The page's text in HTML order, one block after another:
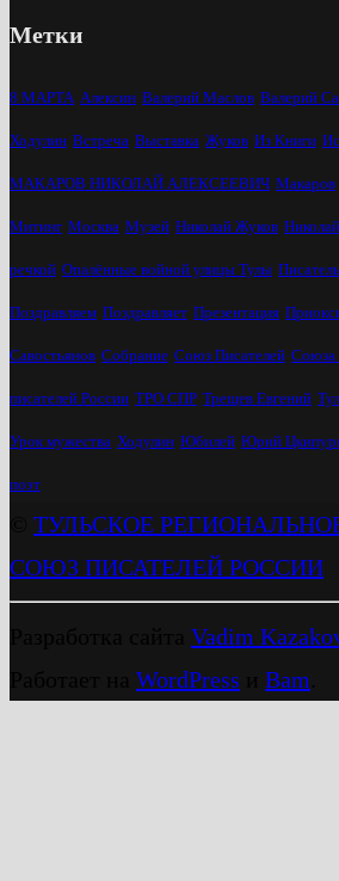
Метки
8 МАРТА Алексин Валерий Маслов Валерий
Ходулин Встреча Выставка Жуков Из Книги
МАКАРОВ НИКОЛАЙ АЛЕКСЕЕВИЧ Макаров
Митинг Москва Музей Николай Жуков
речкой Опалённые войной улицы Тулы Писатель
Поздравляем Поздравляет Презентация
Савостьянов Собрание Союз Писателей Союза
писателей России ТРО СПР Трещев Евгений
Урок мужества Ходулин Юбилей Юрий
поэт
ТУЛЬСКОЕ
СОЮЗ ПИСАТЕЛЕЙ РОССИИ
Vadim
WordPress Bam